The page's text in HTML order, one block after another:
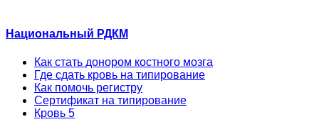
Национальный РДКМ
Как стать донором костного мозга
Где сдать кровь на типирование
Как помочь регистру
Сертификат на типирование
Кровь 5